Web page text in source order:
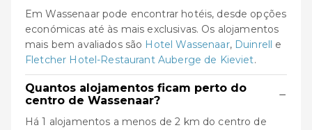
Em Wassenaar pode encontrar hotéis, desde opções
económicas até às mais exclusivas. Os alojamentos
mais bem avaliados são Hotel Wassenaar, Duinrell e
Fletcher Hotel-Restaurant Auberge de Kieviet.
Quantos alojamentos ficam perto do
centro de Wassenaar?
−
Há 1 alojamentos a menos de 2 km do centro de